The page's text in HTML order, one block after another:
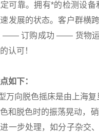
可靠。拥有*的检测设
发展的状态。客户群横
—— 订购成功 —— 货物运
认可！
如下：
万向脱色摇床是由上海
和脱色时的振荡晃动，
一步处理，如分子杂交